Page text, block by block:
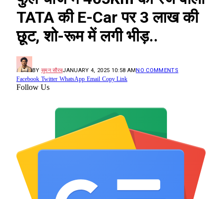
TATA की E-Car पर 3 लाख की
छूट, शो-रूम में लगी भीड़..
BY सुमन सौरबJANUARY 4, 2025 10:58 AMNO COMMENTS
Facebook Twitter WhatsApp Email Copy Link
Follow Us